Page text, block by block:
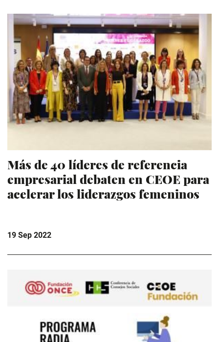
Más de 40 líderes de referencia
empresarial debaten en CEOE para
acelerar los liderazgos femeninos
19 Sep 2022